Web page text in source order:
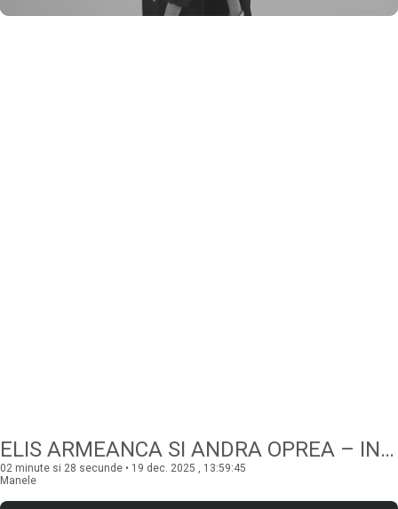
ELIS ARMEANCA SI ANDRA OPREA – INIMA MEA ARDE
02 minute si 28 secunde • 19 dec. 2025 , 13:59:45
Manele